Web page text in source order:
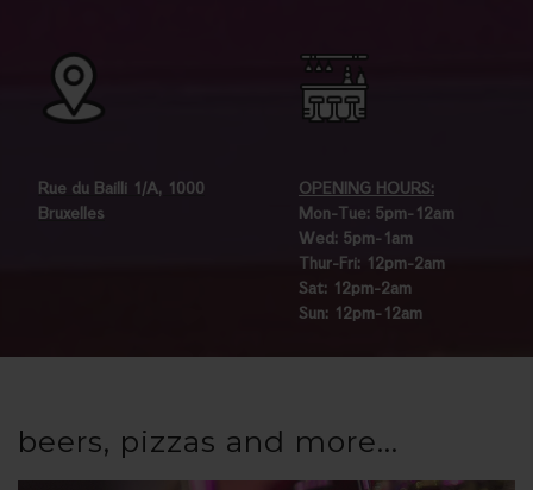
Rue du Bailli 1/A, 1000
Bruxelles
OPENING HOURS:
Mon-Tue: 5pm-12am
Wed: 5pm-1am
Thur-Fri: 12pm-2am
Sat: 12pm-2am
Sun: 12pm-12am
beers, pizzas and more...